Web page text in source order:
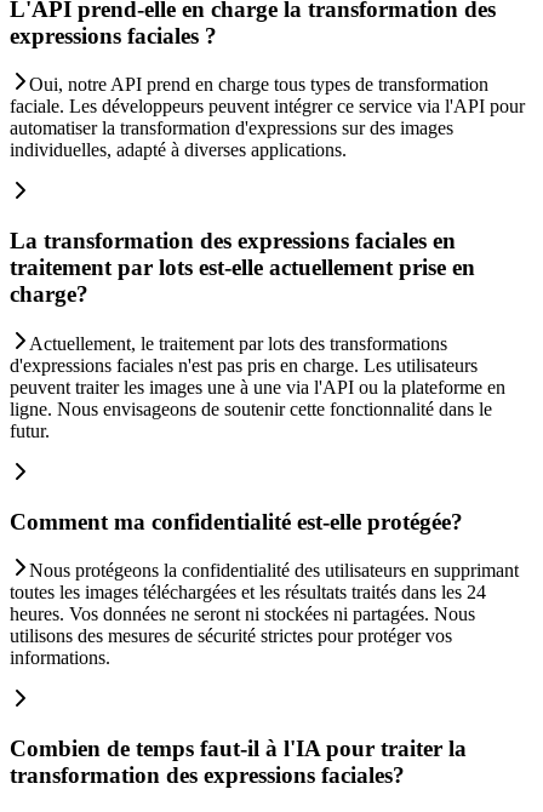
L'API prend-elle en charge la transformation des
expressions faciales ?
Oui, notre API prend en charge tous types de transformation
faciale. Les développeurs peuvent intégrer ce service via l'API pour
automatiser la transformation d'expressions sur des images
individuelles, adapté à diverses applications.
La transformation des expressions faciales en
traitement par lots est-elle actuellement prise en
charge?
Actuellement, le traitement par lots des transformations
d'expressions faciales n'est pas pris en charge. Les utilisateurs
peuvent traiter les images une à une via l'API ou la plateforme en
ligne. Nous envisageons de soutenir cette fonctionnalité dans le
futur.
Comment ma confidentialité est-elle protégée?
Nous protégeons la confidentialité des utilisateurs en supprimant
toutes les images téléchargées et les résultats traités dans les 24
heures. Vos données ne seront ni stockées ni partagées. Nous
utilisons des mesures de sécurité strictes pour protéger vos
informations.
Combien de temps faut-il à l'IA pour traiter la
transformation des expressions faciales?